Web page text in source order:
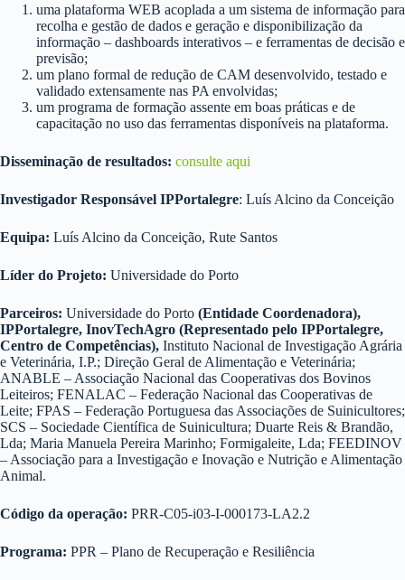
uma plataforma WEB acoplada a um sistema de informação para
recolha e gestão de dados e geração e disponibilização da
informação – dashboards interativos – e ferramentas de decisão e
previsão;
um plano formal de redução de CAM desenvolvido, testado e
validado extensamente nas PA envolvidas;
um programa de formação assente em boas práticas e de
capacitação no uso das ferramentas disponíveis na plataforma.
Disseminação de resultados: consulte aqui
Investigador Responsável IPPortalegre: Luís Alcino da Conceição
Equipa: Luís Alcino da Conceição, Rute Santos
Líder do Projeto: Universidade do Porto
Parceiros: Universidade do Porto (Entidade Coordenadora),
IPPortalegre, InovTechAgro (Representado pelo IPPortalegre,
Centro de Competências), Instituto Nacional de Investigação Agrária
e Veterinária, I.P.; Direção Geral de Alimentação e Veterinária;
ANABLE – Associação Nacional das Cooperativas dos Bovinos
Leiteiros; FENALAC – Federação Nacional das Cooperativas de
Leite; FPAS – Federação Portuguesa das Associações de Suinicultores;
SCS – Sociedade Científica de Suinicultura; Duarte Reis & Brandão,
Lda; Maria Manuela Pereira Marinho; Formigaleite, Lda; FEEDINOV
– Associação para a Investigação e Inovação e Nutrição e Alimentação
Animal.
Código da operação: PRR-C05-i03-I-000173-LA2.2
Programa: PPR – Plano de Recuperação e Resiliência